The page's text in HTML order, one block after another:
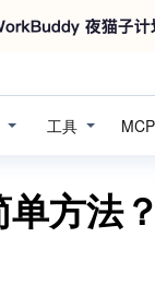
工具
方法